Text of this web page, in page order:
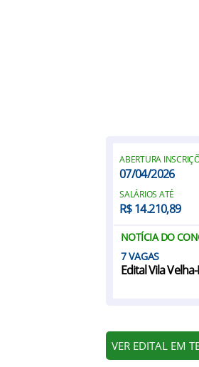
ABERTURA
07/04/2026
SALÁRIOS ATÉ
R$ 14.210,89
NOTÍCIA DO
7
Edital Vila
VER EDITAL EM